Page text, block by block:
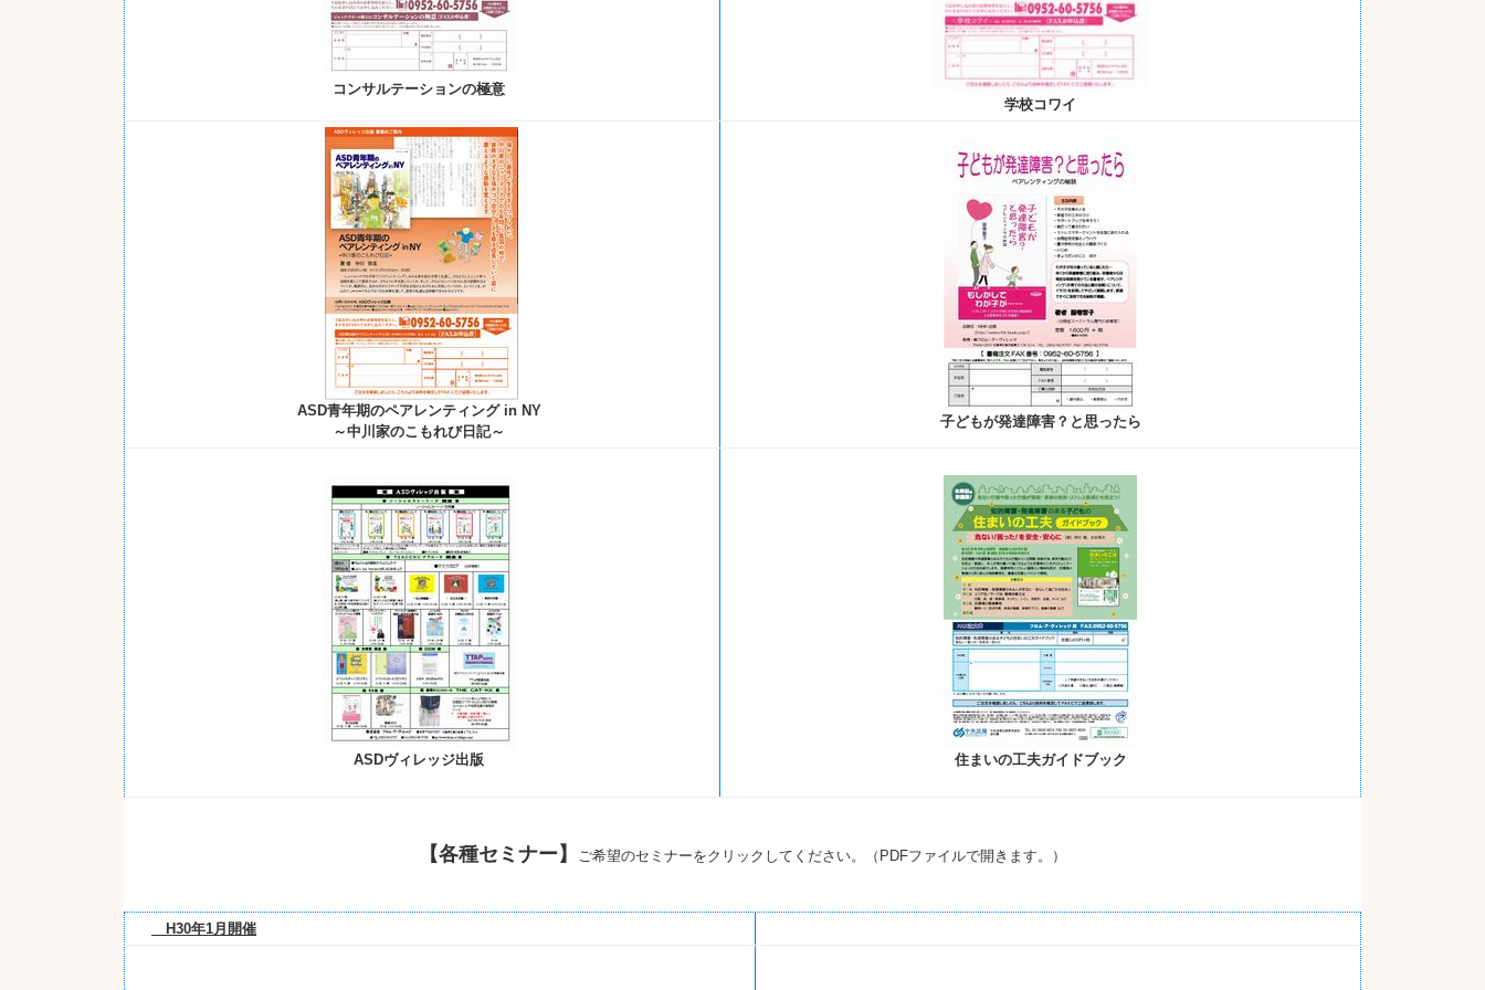
コンサルテーションの極意
学校コワイ
ASD青年期のペアレンティング in NY
～中川家のこもれび日記～
子どもが発達障害？と思ったら
ASDヴィレッジ出版 住まいの工夫ガイドブック
【各種セミナー】 ご希望のセミナーをクリックしてください。 （PDFファイルで開きます。）
H30年1月開催